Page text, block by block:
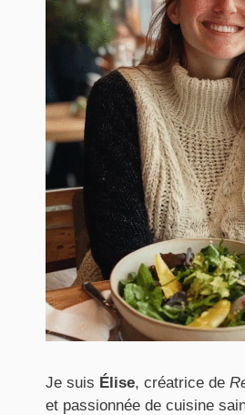
Je suis Élise, créatrice de
et passionnée de cuisine